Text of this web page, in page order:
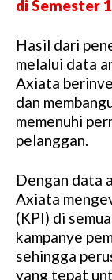
di Semester
Hasil dari
melalui data
Axiata
dan
memenuhi
pelanggan.
Dengan data
Axiata
(KPI) di
kampanye
sehingga
yang tepat